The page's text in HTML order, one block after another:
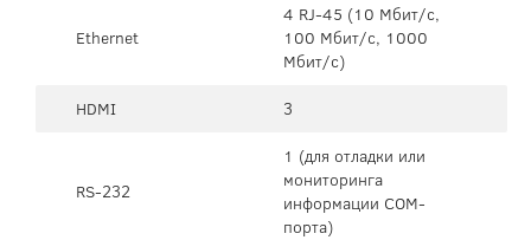
Ethernet
4 RJ-45 (10 Мбит/с,
100 Мбит/с, 1000
Мбит/с)
HDMI
3
RS-232
1 (для отладки или
мониторинга
информации COM-
порта)